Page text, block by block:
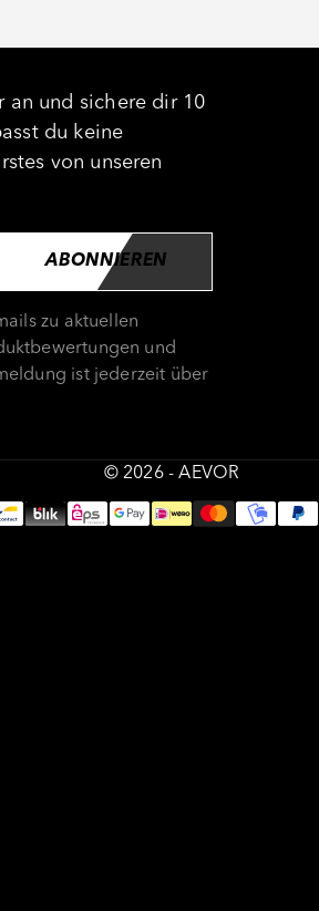
an und sichere dir 10
du keine
von unseren
ABONNIEREN
zu aktuellen
und
ist jederzeit über
© 2026 - AEVOR